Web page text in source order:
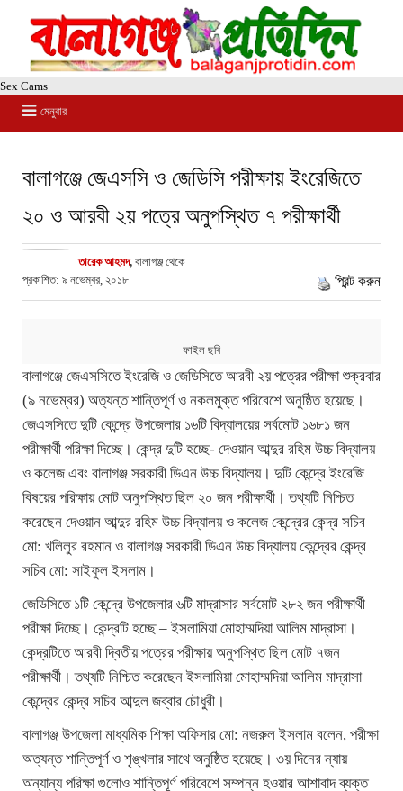
Sex Cams
মেনুবার
বালাগঞ্জে জেএসসি ও জেডিসি পরীক্ষায় ইংরেজিতে
২০ ও আরবী ২য় পত্রে অনুপস্থিত ৭ পরীক্ষার্থী
তারেক আহমদ, বালাগঞ্জ থেকে
প্রকাশিত: ৯ নভেম্বর, ২০১৮
প্রিন্ট করুন
ফাইল ছবি
বালাগঞ্জে জেএসসিতে ইংরেজি ও জেডিসিতে আরবী ২য় পত্রের পরীক্ষা শুক্রবার
(৯ নভেম্বর) অত্যন্ত শান্তিপূর্ণ ও নকলমুক্ত পরিবেশে অনুষ্ঠিত হয়েছে।
জেএসসিতে দুটি কেন্দ্রে উপজেলার ১৬টি বিদ্যালয়ের সর্বমোট ১৬৮১ জন
পরীক্ষার্থী পরিক্ষা দিচ্ছে। কেন্দ্র দুটি হচ্ছে- দেওয়ান আব্দুর রহিম উচ্চ বিদ্যালয়
ও কলেজ এবং বালাগঞ্জ সরকারী ডিএন উচ্চ বিদ্যালয়। দুটি কেন্দ্রে ইংরেজি
বিষয়ের পরিক্ষায় মোট অনুপস্থিত ছিল ২০ জন পরীক্ষার্থী। তথ্যটি নিশ্চিত
করেছেন দেওয়ান আব্দুর রহিম উচ্চ বিদ্যালয় ও কলেজ কেন্দ্রের কেন্দ্র সচিব
মো: খলিলুর রহমান ও বালাগঞ্জ সরকারী ডিএন উচ্চ বিদ্যালয় কেন্দ্রের কেন্দ্র
সচিব মো: সাইফুল ইসলাম।
জেডিসিতে ১টি কেন্দ্রে উপজেলার ৬টি মাদ্রাসার সর্বমোট ২৮২ জন পরীক্ষার্থী
পরীক্ষা দিচ্ছে। কেন্দ্রটি হচ্ছে – ইসলামিয়া মোহাম্মদিয়া আলিম মাদ্রাসা।
কেন্দ্রটিতে আরবী দ্বিতীয় পত্রের পরীক্ষায় অনুপস্থিত ছিল মোট ৭জন
পরীক্ষার্থী। তথ্যটি নিশ্চিত করেছেন ইসলামিয়া মোহাম্মদিয়া আলিম মাদ্রাসা
কেন্দ্রের কেন্দ্র সচিব আব্দুল জব্বার চৌধুরী।
বালাগঞ্জ উপজেলা মাধ্যমিক শিক্ষা অফিসার মো: নজরুল ইসলাম বলেন, পরীক্ষা
অত্যন্ত শান্তিপূর্ণ ও শৃঙ্খলার সাথে অনুষ্ঠিত হয়েছে। ৩য় দিনের ন্যায়
অন্যান্য পরিক্ষা গুলোও শান্তিপূর্ণ পরিবেশে সম্পন্ন হওয়ার আশাবাদ ব্যক্ত